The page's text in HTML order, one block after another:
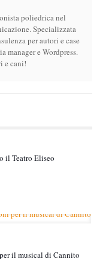
poliedrica nel
Specializzata
per autori e case
manager e Wordpress.
e cani!
il Teatro Eliseo
il musical di Cannito